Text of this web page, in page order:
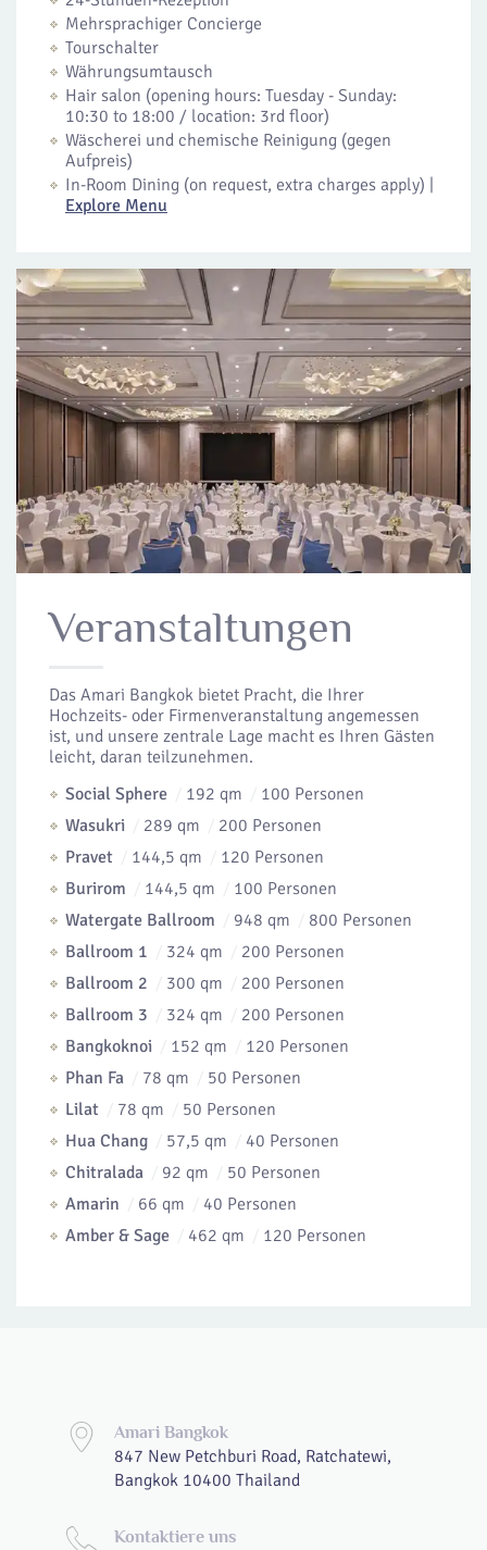
Mehrsprachiger Concierge
Tourschalter
Währungsumtausch
Hair salon (opening hours: Tuesday - Sunday:
10:30 to 18:00 / location: 3rd floor)
Wäscherei und chemische Reinigung (gegen
Aufpreis)
In-Room Dining (on request, extra charges apply) |
Explore Menu
Veranstaltungen
Das Amari Bangkok bietet Pracht, die Ihrer
Hochzeits- oder Firmenveranstaltung angemessen
ist, und unsere zentrale Lage macht es Ihren Gästen
leicht, daran teilzunehmen.
Social Sphere
192 qm
100 Personen
Wasukri
289 qm
200 Personen
Pravet
144,5 qm
120 Personen
Burirom
144,5 qm
100 Personen
Watergate Ballroom
948 qm
800 Personen
Ballroom 1
324 qm
200 Personen
Ballroom 2
300 qm
200 Personen
Ballroom 3
324 qm
200 Personen
Bangkoknoi
152 qm
120 Personen
Phan Fa
78 qm
50 Personen
Lilat
78 qm
50 Personen
Hua Chang
57,5 qm
40 Personen
Chitralada
92 qm
50 Personen
Amarin
66 qm
40 Personen
Amber & Sage
462 qm 120 Personen
Amari Bangkok
847 New Petchburi Road, Ratchatewi,
Bangkok 10400 Thailand
Kontaktiere uns